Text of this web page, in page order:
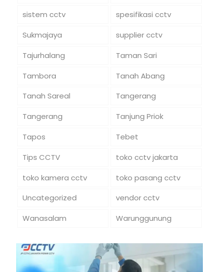
sistem cctv
spesifikasi cctv
Sukmajaya
supplier cctv
Tajurhalang
Taman Sari
Tambora
Tanah Abang
Tanah Sareal
Tangerang
Tangerang
Tanjung Priok
Tapos
Tebet
Tips CCTV
toko cctv jakarta
toko kamera cctv
toko pasang cctv
Uncategorized
vendor cctv
Wanasalam
Warunggunung